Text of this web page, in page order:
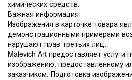
химических средств.
Важная информация
Изображения в карточке товара
демонстрационными примерами
нарушают прав третьих лиц.
Malevich Art предоставляет услуги
изображению, предоставленному
заказчиком. Подготовка